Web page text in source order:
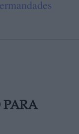
PARA